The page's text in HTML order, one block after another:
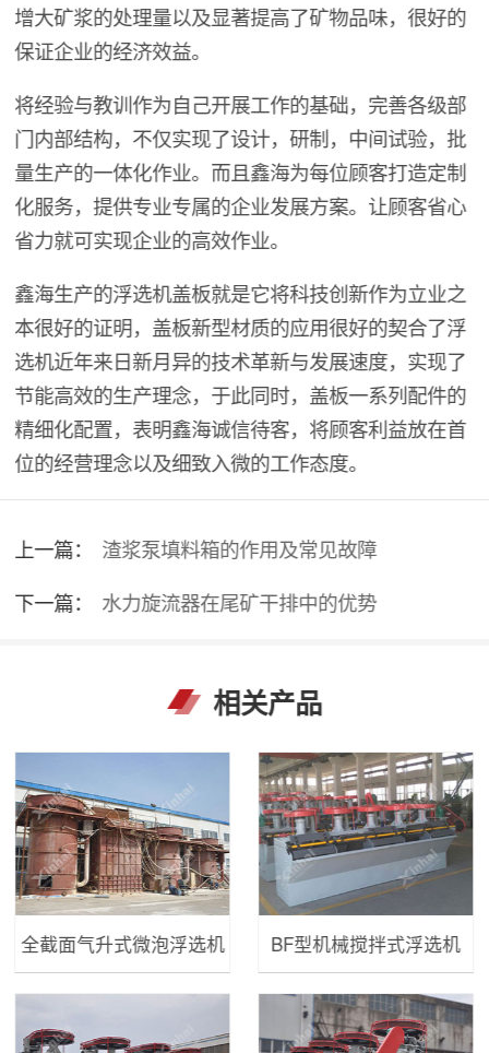
增大矿浆的处理量以及显著提高了矿物品味，很好的
保证企业的经济效益。
将经验与教训作为自己开展工作的基础，完善各级部
门内部结构，不仅实现了设计，研制，中间试验，批
量生产的一体化作业。而且鑫海为每位顾客打造定制
化服务，提供专业专属的企业发展方案。让顾客省心
省力就可实现企业的高效作业。
鑫海生产的浮选机盖板就是它将科技创新作为立业之
本很好的证明，盖板新型材质的应用很好的契合了浮
选机近年来日新月异的技术革新与发展速度，实现了
节能高效的生产理念，于此同时，盖板一系列配件的
精细化配置，表明鑫海诚信待客，将顾客利益放在首
位的经营理念以及细致入微的工作态度。
上一篇：
渣浆泵填料箱的作用及常见故障
下一篇：
水力旋流器在尾矿干排中的优势
相关产品
全截面气升式微泡浮选机 BF型机械搅拌式浮选机